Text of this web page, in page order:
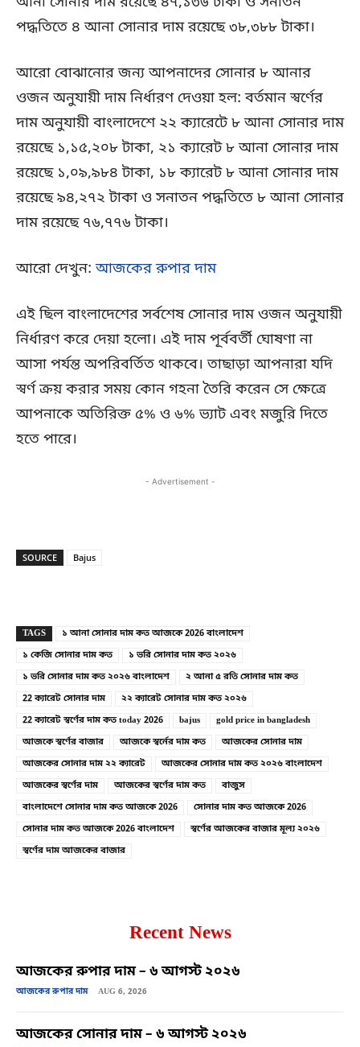
পদ্ধতিতে ৪ আনা সোনার দাম রয়েছে ৩৮,৩৮৮ টাকা।
আরো বোঝানোর জন্য আপনাদের সোনার ৮ আনার
ওজন অনুযায়ী দাম নির্ধারণ দেওয়া হল: বর্তমান স্বর্ণের
দাম অনুযায়ী বাংলাদেশে ২২ ক্যারেটে ৮ আনা সোনার দাম
রয়েছে ১,১৫,২০৮ টাকা, ২১ ক্যারেট ৮ আনা সোনার দাম
রয়েছে ১,০৯,৯৮৪ টাকা, ১৮ ক্যারেট ৮ আনা সোনার দাম
রয়েছে ৯৪,২৭২ টাকা ও সনাতন পদ্ধতিতে ৮ আনা সোনার
দাম রয়েছে ৭৬,৭৭৬ টাকা।
আরো দেখুন:আজকের রুপার দাম
এই ছিল বাংলাদেশের সর্বশেষ সোনার দাম ওজন অনুযায়ী
নির্ধারণ করে দেয়া হলো। এই দাম পূর্ববর্তী ঘোষণা না
আসা পর্যন্ত অপরিবর্তিত থাকবে। তাছাড়া আপনারা যদি
স্বর্ণ ক্রয় করার সময় কোন গহনা তৈরি করেন সে ক্ষেত্রে
আপনাকে অতিরিক্ত ৫% ও ৬% ভ্যাট এবং মজুরি দিতে
হতে পারে।
- Advertisement -
SOURCE Bajus
TAGS
১ আনা সোনার দাম কত আজকে 2026 বাংলাদেশ
১ কেজি সোনার দাম কত
১ ভরি সোনার দাম কত ২০২৬
১ ভরি সোনার দাম কত ২০২৬ বাংলাদেশ
২ আনা ৫ রতি সোনার দাম কত
22 ক্যারেট সোনার দাম
২২ ক্যারেট সোনার দাম কত ২০২৬
22 ক্যারেট স্বর্ণের দাম কত today 2026
bajus
gold price in bangladesh
আজকে স্বর্ণের বাজার
আজকে স্বর্নের দাম কত
আজকের সোনার দাম
আজকের সোনার দাম ২২ ক্যারেট
আজকের সোনার দাম কত ২০২৬ বাংলাদেশ
আজকের স্বর্ণের দাম
আজকের স্বর্ণের দাম কত
বাজুস
বাংলাদেশে সোনার দাম কত আজকে 2026
সোনার দাম কত আজকে 2026
সোনার দাম কত আজকে 2026 বাংলাদেশ
স্বর্ণের আজকের বাজার মূল্য ২০২৬
স্বর্ণের দাম আজকের বাজার
Recent News
আজকের রুপার দাম – ৬ আগস্ট ২০২৬
আজকের রুপার দাম AUG 6, 2026
আজকের সোনার দাম – ৬ আগস্ট ২০২৬